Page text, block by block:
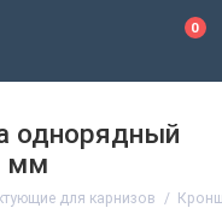
0
однорядный
мм
для карнизов